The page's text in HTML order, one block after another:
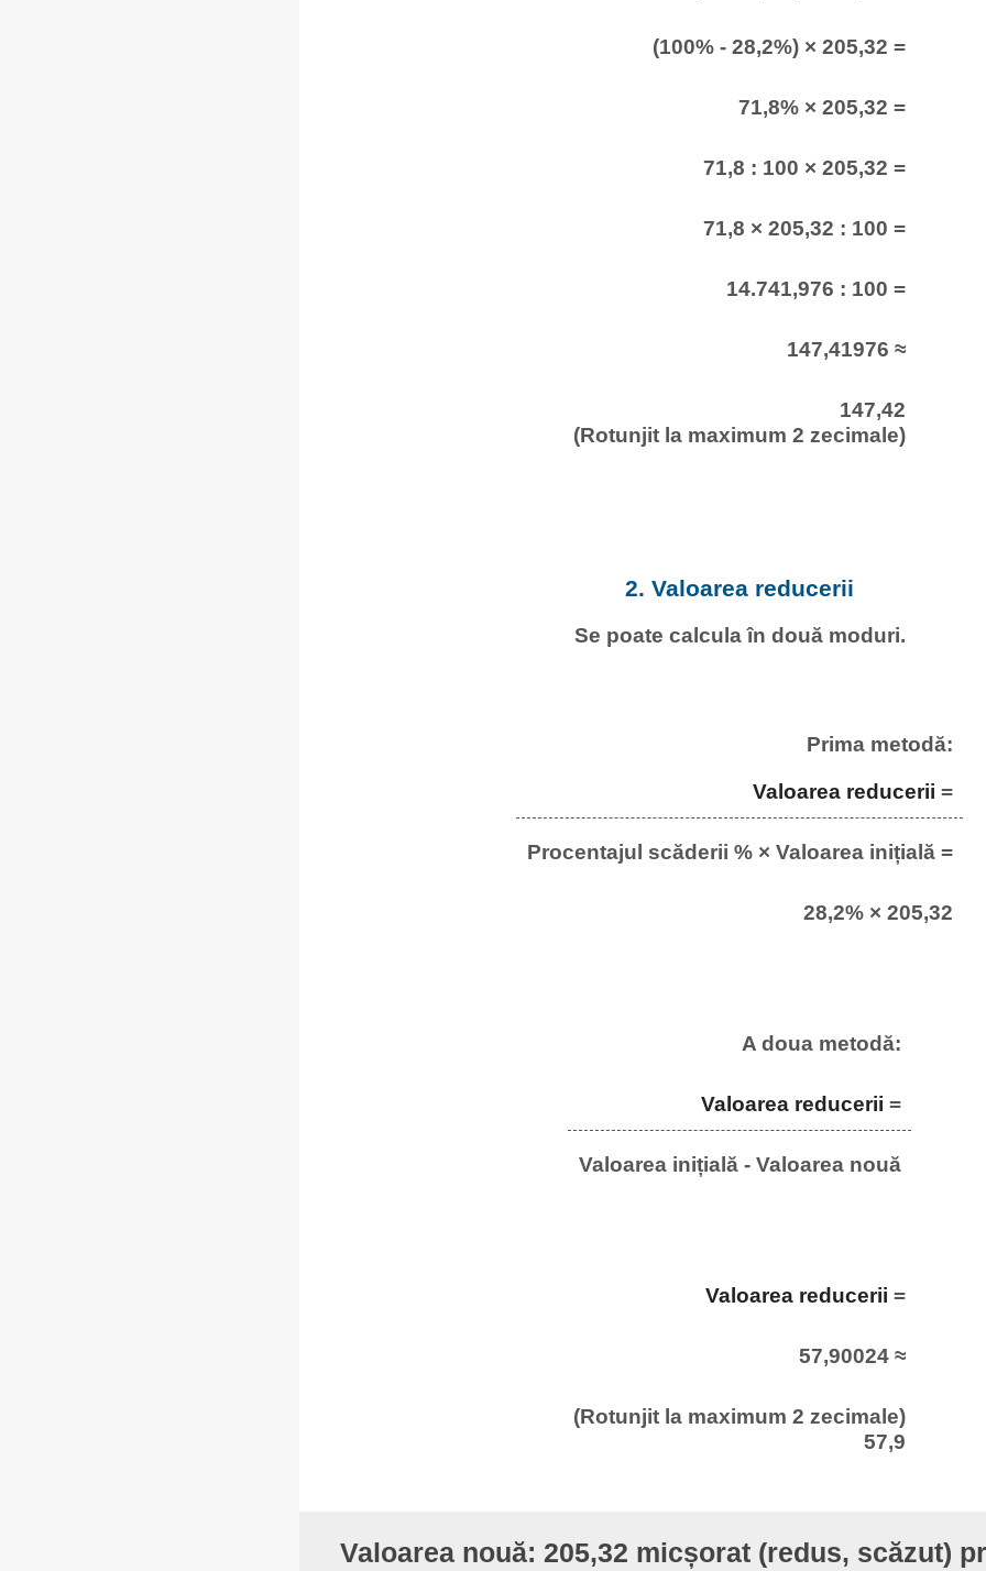
(100% - 28,2%) × 205,32 =
71,8% × 205,32 =
71,8 : 100 × 205,32 =
71,8 × 205,32 : 100 =
14.741,976 : 100 =
147,41976 ≈
147,42
(Rotunjit la maximum 2 zecimale)
2. Valoarea reducerii
Se poate calcula în două moduri.
Prima metodă:
Valoarea reducerii =
Procentajul scăderii % × Valoarea inițială =
28,2% × 205,32
A doua metodă:
Valoarea reducerii =
Valoarea inițială - Valoarea nouă
Valoarea reducerii =
57,90024 ≈
(Rotunjit la maximum 2 zecimale)
57,9
Valoarea nouă: 205,32 micșorat (redus, scăzut)